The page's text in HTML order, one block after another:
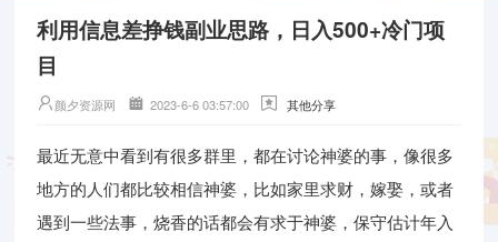
利用信息差挣钱副业思路，日入500+冷门项
目
颜夕资源网 2023-6-6 03:57:00 其他分享
最近无意中看到有很多群里，都在讨论神婆的事，像很多
地方的人们都比较相信神婆，比如家里求财，嫁娶，或者
遇到一些法事，烧香的话都会有求于神婆，保守估计年入